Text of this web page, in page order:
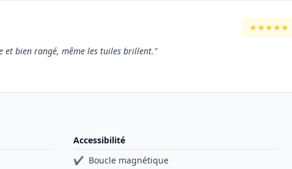
★★★★★
et bien rangé, même les tuiles brillent."
Accessibilité
✔ Boucle magnétique